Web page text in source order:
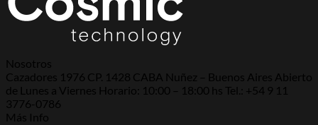
Nosotros
Cazadores 1976 CP. 1428 CABA Nuñez – Buenos Aires Abierto
de Lunes a Viernes Horario: 10:00 – 18:00 hs Tel.: +54 9 11
3776-0786
Más Info